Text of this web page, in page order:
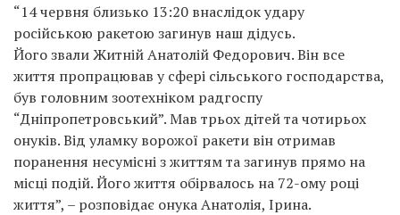
“14 червня близько 13:20 внаслідок удару
російською ракетою загинув наш дідусь.
Його звали Житній Анатолій Федорович. Він все
життя пропрацював у сфері сільського господарства,
був головним зоотехніком радгоспу
“Дніпропетровський”. Мав трьох дітей та чотирьох
онуків. Від уламку ворожої ракети він отримав
поранення несумісні з життям та загинув прямо на
місці подій. Його життя обірвалось на 72-ому році
життя”, – розповідає онука Анатолія, Ірина.